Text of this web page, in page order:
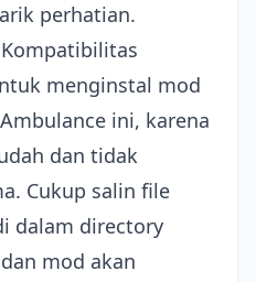
perhatian.
menginstal mod
ini, karena
dan tidak
Cukup salin file
dalam directory
mod akan